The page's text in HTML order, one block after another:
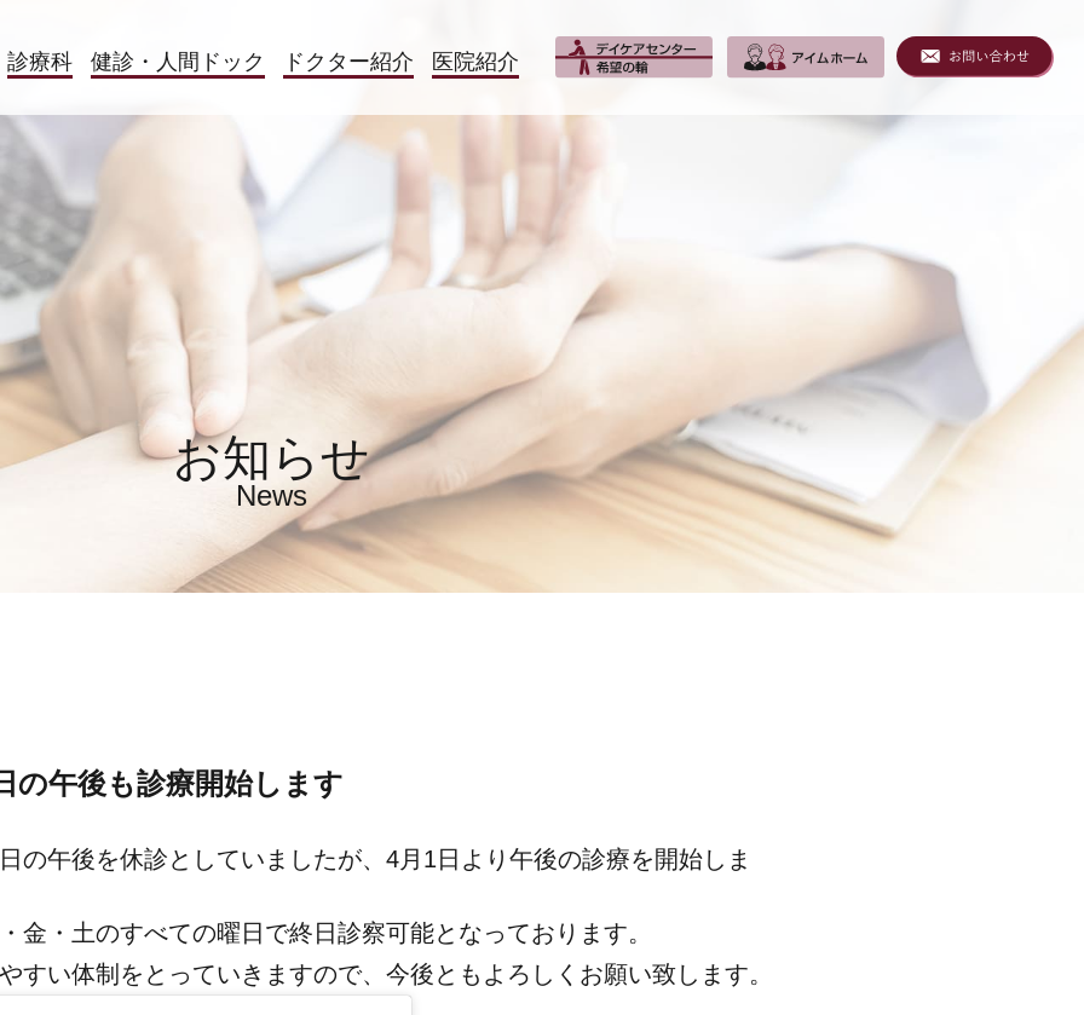
診療科 健診・人間ドック ドクター紹介 医院紹介
お知らせ
News
の午後も診療開始します
の午後を休診としていましたが、4月1日より午後の診療を開始しま
金・土のすべての曜日で終日診察可能となっております。
すい体制をとっていきますので、今後ともよろしくお願い致します。